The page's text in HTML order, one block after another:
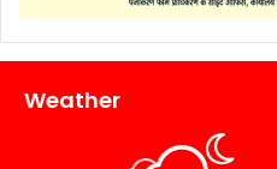
Weather